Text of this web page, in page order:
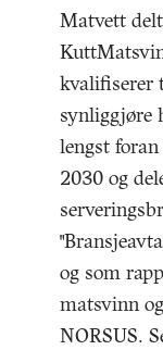
Matvett
kvalifiserer
synliggjøre
lengst
2030 og
og som
matsvinn
NORSUS.